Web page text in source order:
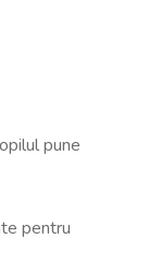
pune
pentru